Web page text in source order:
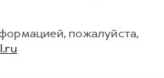
пожалуйста,